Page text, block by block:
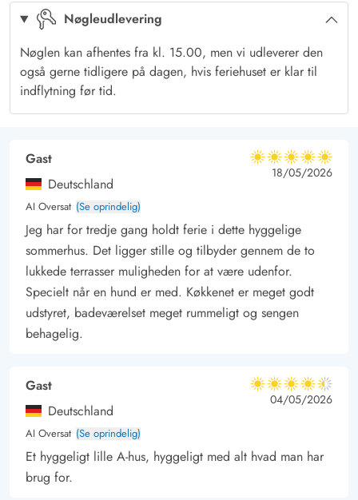
havemøbler og liggestole, mens I nyder ferien og solen.
Terrassen er lukket, og derfor vil I sagtens kunne have jeres
hund med herud, uden at den tager ud på opdagelse på egen
hånd.
Efter at have slappet af i solen i løbet af dagen, kan I begynde
grillmiddag.
700 meter til stranden
Med en afstand på blot 700 meter vil det ikke tage jer lang tid
til fods at nå frem til stranden, hvor I kan gå ture, flyve med
drage og meget mere. Stranden ved Sønderho er ikke oplagt
som badestrand – her anbefales det at tage turen til Rindby,
hvor der både er nedkørsel til stranden i bil, men også er
særligt børnevenligt da der ofte er lavvande om sommeren.
Udover stranden er der også mange andre skønne natur- og
Hvad med et smut til Sønderho Kirke, der er opført i 1895 i
hollandsk byggestil. Eller hvad med en dag på den populære
naturlegeplads, der er beliggende midt i den store klitplantage
der strækker sig fra Rindby til Sønderho.
Nøgleudlevering
Nøglen kan afhentes fra kl. 15.00, men vi udleverer den
også gerne tidligere på dagen, hvis feriehuset er klar til
indflytning før tid.
Gast
Deutschland
AI Oversat (Se oprindelig)
5 ud af 5
5 ud af 5
5 out of 5
18/05/2026
Jeg har for tredje gang holdt ferie i dette hyggelige
sommerhus. Det ligger stille og tilbyder gennem de to
lukkede terrasser muligheden for at være udenfor.
Specielt når en hund er med. Køkkenet er meget godt
udstyret, badeværelset meget rummeligt og sengen
behagelig.
Gast
Deutschland
AI Oversat (Se oprindelig)
4.5 ud af 5
4.5 ud af 5
4.5 out of 5
04/05/2026
Et hyggeligt lille A-hus, hyggeligt med alt hvad man har
brug for.